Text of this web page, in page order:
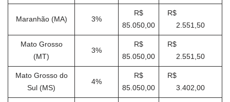
Maranhão (MA) 3%
R$
85.050,00
R$
2.551,50
Mato Grosso
(MT)
3%
R$
85.050,00
R$
2.551,50
Mato Grosso do
Sul (MS)
4%
R$
85.050,00
R$
3.402,00